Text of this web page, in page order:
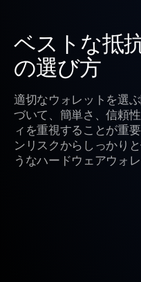
ベストな抵
の選び方
適切なウォレットを選
づいて、簡単さ、信頼
ィを重視することが重
ンリスクからしっかり
うなハードウェアウォ